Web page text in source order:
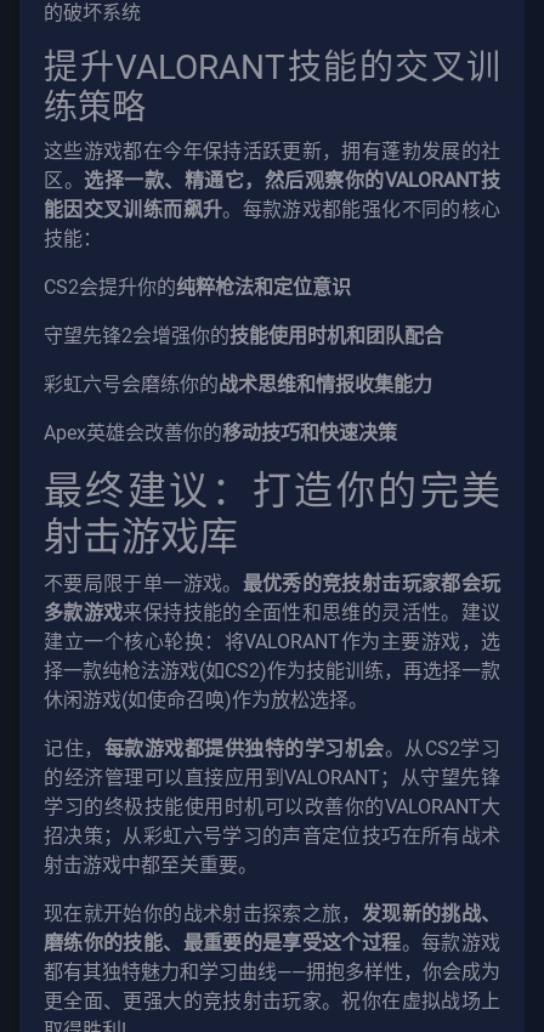
的破坏系统
提升VALORANT技能的交叉训
练策略
这些游戏都在今年保持活跃更新，拥有蓬勃发展的社
区。 选择一款、精通它，然后观察你的VALORANT技
能因交叉训练而飙升。每款游戏都能强化不同的核心
技能：
CS2会提升你的纯粹枪法和定位意识
守望先锋2会增强你的技能使用时机和团队配合
彩虹六号会磨练你的战术思维和情报收集能力
Apex英雄会改善你的移动技巧和快速决策
最终建议：打造你的完美
射击游戏库
不要局限于单一游戏。 最优秀的竞技射击玩家都会玩
多款游戏来保持技能的全面性和思维的灵活性。建议
建立一个核心轮换：将VALORANT作为主要游戏，选
择一款纯枪法游戏(如CS2)作为技能训练，再选择一款
休闲游戏(如使命召唤)作为放松选择。
记住， 每款游戏都提供独特的学习机会。从CS2学习
的经济管理可以直接应用到VALORANT；从守望先锋
学习的终极技能使用时机可以改善你的VALORANT大
招决策；从彩虹六号学习的声音定位技巧在所有战术
射击游戏中都至关重要。
现在就开始你的战术射击探索之旅， 发现新的挑战、
磨练你的技能、最重要的是享受这个过程。每款游戏
都有其独特魅力和学习曲线——拥抱多样性，你会成为
更全面、更强大的竞技射击玩家。祝你在虚拟战场上